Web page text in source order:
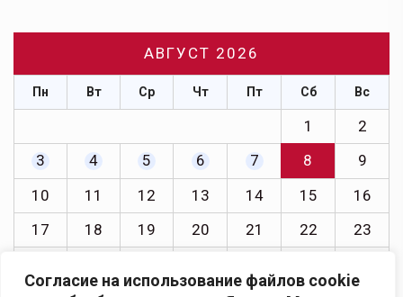
Согласие на использование файлов cookie
АВГУСТ 2026
Пн Вт Ср Чт Пт Сб Вс
1
2
3
4 5 6 7 8
9
10
11 12 13 14 15
16
17
18 19 20 21 22
23